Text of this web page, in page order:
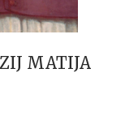
MATIJA